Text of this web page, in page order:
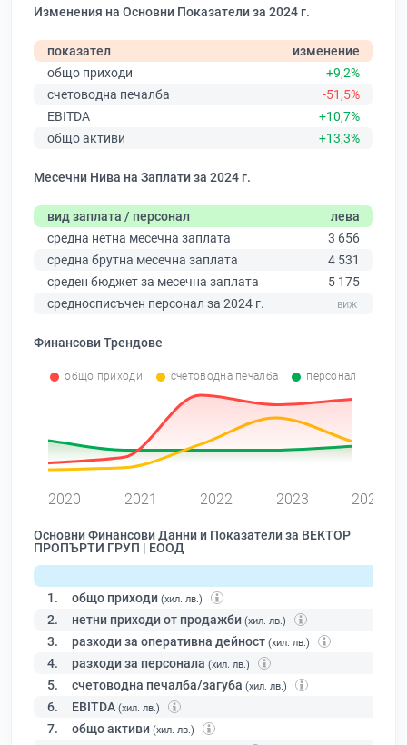
Изменения на Основни Показатели за 2024 г.
показател
изменение
общо приходи
+9,2%
счетоводна печалба
-51,5%
EBITDA
+10,7%
общо активи
+13,3%
Месечни Нива на Заплати за 2024 г.
вид заплата / персонал
лева
средна нетна месечна заплата
3 656
средна брутна месечна заплата
4 531
среден бюджет за месечна заплата
5 175
средносписъчен персонал за 2024 г.
Финансови Трендове
общо приходи счетоводна печалба персонал
2020 2021 2022 2023 2024
Основни Финансови Данни и Показатели за ВЕКТОР
ПРОПЪРТИ ГРУП | ЕООД
1. общо приходи (хил. лв.)
2. нетни приходи от продажби (хил. лв.)
3. разходи за оперативна дейност (хил. лв.)
4. разходи за персонала (хил. лв.)
5. счетоводна печалба/загуба (хил. лв.)
6. EBITDA (хил. лв.)
7. общо активи (хил. лв.)